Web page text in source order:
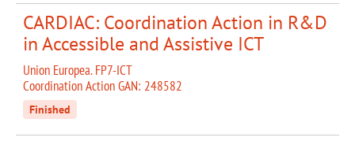
CARDIAC: Coordination Action in R&D
in Accessible and Assistive ICT
Union Europea. FP7-ICT
Coordination Action GAN: 248582
Finished